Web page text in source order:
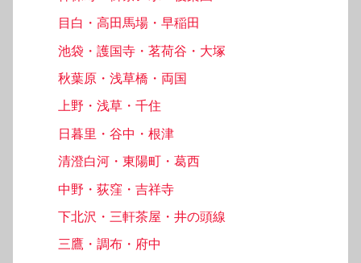
目白・高田馬場・早稲田
池袋・護国寺・茗荷谷・大塚
秋葉原・浅草橋・両国
上野・浅草・千住
日暮里・谷中・根津
清澄白河・東陽町・葛西
中野・荻窪・吉祥寺
下北沢・三軒茶屋・井の頭線
三鷹・調布・府中